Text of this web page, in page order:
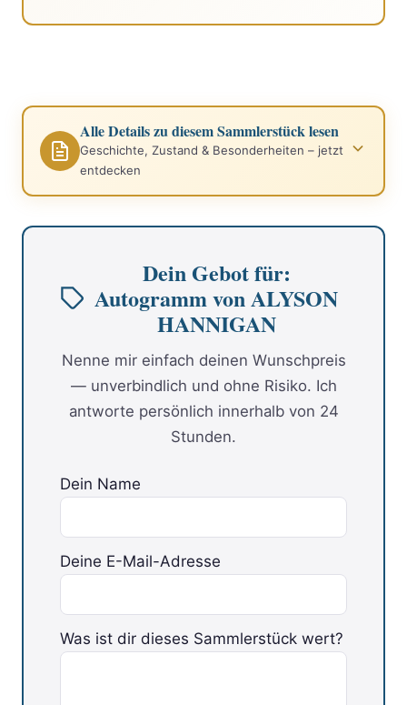
Alle Details zu diesem Sammlerstück lesen
Geschichte, Zustand & Besonderheiten – jetzt
entdecken
Dein Gebot für:
Autogramm von ALYSON
HANNIGAN
Nenne mir einfach deinen Wunschpreis
— unverbindlich und ohne Risiko. Ich
antworte persönlich innerhalb von 24
Stunden.
Dein Name
Deine E-Mail-Adresse
Bitte lasse dieses Feld leer.
Was ist dir dieses Sammlerstück wert?